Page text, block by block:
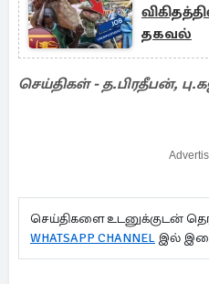
தகவல்
செய்திகள் - த.பிரதீபன்,
செய்திகளை உடனுக்குடன்
WHATSAPP CHANNEL இல்